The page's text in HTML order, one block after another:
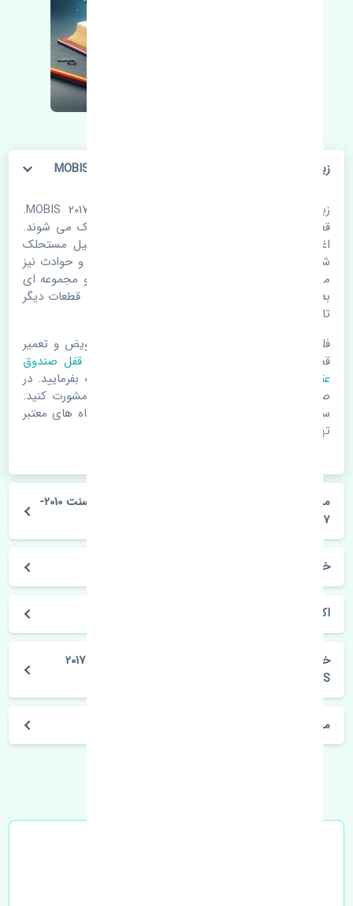
زبانه قفل صندوق عقب هیوندای اکسنت 2010-2017 MOBIS
زبانه قفل صندوق عقب هیوندای اکسنت 2010-2017 MOBIS.
قطعات خودرو با گذر زمان و طی مسافت مستحلک می شوند.
اغلب اوقات علت اصلی خرابی لوازم یدکی اتومبیل مستحلک
شدن قطعات می باشد. ولی دلایلی مثل تصادفات و حوادث نیز
می تواند عامل تعویض قطعات یدکی باشد. خودرو مجموعه ای
به هم پیوسته می باشد که هر قطعه روی قطعه یا قطعات دیگر
تاثیر مستقیم دارد.
فلذا در صورت خرابی در اسرع زمان نسبت به تعویض و تعمیر
قطعات یدکی اقدام فرمایید. در زمان
خرید زبانه قفل صندوق
عقب
به اصلی بودن و کیفیت قطعات بسیار توجه بفرمایید. در
صورت نیاز با مکانیک و کارشناسان در این زمینه مشورت کنید.
سعی خود را بفرمایید تا قطعات یدکی را از فروشگاه های معتبر
تهیه بفرمایید.
مشخصات فنی زبانه قفل صندوق عقب هیوندای اکسنت 2010-
2017 MOBIS
خودروسازی هیوندای
اکسنت 2010-2017
خرید زبانه قفل صندوق عقب هیوندای اکسنت 2010-2017
MOBIS
مشخصات فنی اتومبیل